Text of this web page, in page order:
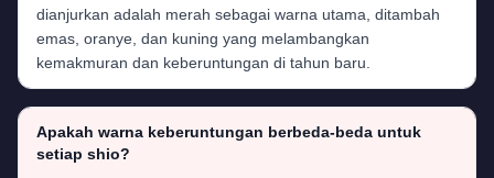
dianjurkan adalah merah sebagai warna utama, ditambah
emas, oranye, dan kuning yang melambangkan
kemakmuran dan keberuntungan di tahun baru.
Apakah warna keberuntungan berbeda-beda untuk
setiap shio?